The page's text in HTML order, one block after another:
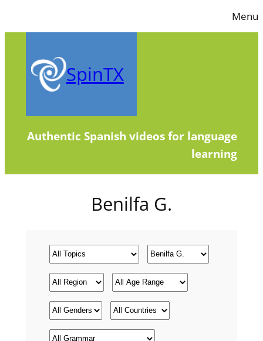
to
Menu
SpinTX
Authentic Spanish videos for language
learning
Benilfa G.